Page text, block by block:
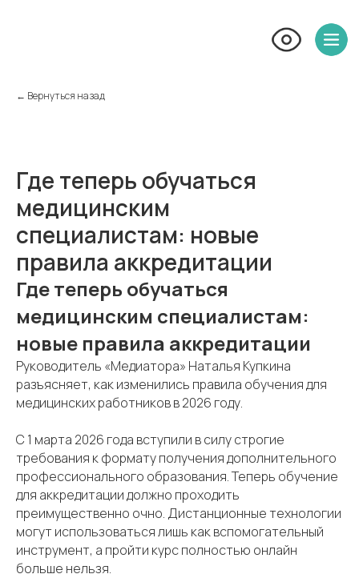
← Вернуться назад
Где теперь обучаться
медицинским
специалистам: новые
правила аккредитации
Где теперь обучаться
медицинским специалистам:
новые правила аккредитации
Руководитель «Медиатора» Наталья Купкина
разъясняет, как изменились правила обучения для
медицинских работников в 2026 году.
С 1 марта 2026 года вступили в силу строгие
требования к формату получения дополнительного
профессионального образования. Теперь обучение
для аккредитации должно проходить
преимущественно очно. Дистанционные технологии
могут использоваться лишь как вспомогательный
инструмент, а пройти курс полностью онлайн
больше нельзя.